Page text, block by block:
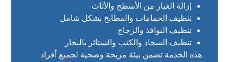
إزالة الغبار من الأسطح والأثاث
تنظيف الحمامات والمطابخ بشكل شامل
تنظيف النوافذ والزجاج
تنظيف السجاد والكنب والستائر بالبخار
هذه الخدمة تضمن بيئة مريحة وصحية لجميع أفراد